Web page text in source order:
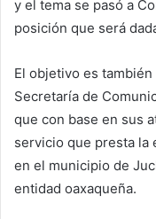
y el tema se pasó a
posición que será
El objetivo es
Secretaría de
que con base en sus
servicio que presta la
en el municipio de
entidad oaxaqueña.